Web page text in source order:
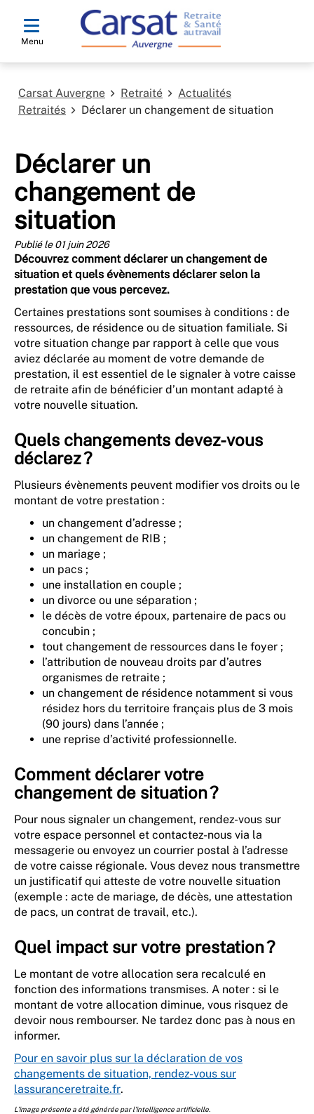
Menu
Carsat Auvergne Retraité
Actualités
Retraités
Déclarer un changement de situation
Déclarer un
changement de
situation
Publié le 01 juin 2026
Découvrez comment déclarer un changement de
situation et quels évènements déclarer selon la
prestation que vous percevez.
Certaines prestations sont soumises à conditions : de
ressources, de résidence ou de situation familiale. Si
votre situation change par rapport à celle que vous
aviez déclarée au moment de votre demande de
prestation, il est essentiel de le signaler à votre caisse
de retraite afin de bénéficier d’un montant adapté à
votre nouvelle situation.
Quels changements devez-vous
déclarez ?
Plusieurs évènements peuvent modifier vos droits ou le
montant de votre prestation :
un changement d’adresse ;
un changement de RIB ;
un mariage ;
un pacs ;
une installation en couple ;
un divorce ou une séparation ;
le décès de votre époux, partenaire de pacs ou
concubin ;
tout changement de ressources dans le foyer ;
l’attribution de nouveau droits par d’autres
organismes de retraite ;
un changement de résidence notamment si vous
résidez hors du territoire français plus de 3 mois
(90 jours) dans l’année ;
une reprise d’activité professionnelle.
Comment déclarer votre
changement de situation ?
Pour nous signaler un changement, rendez-vous sur
votre espace personnel et contactez-nous via la
messagerie ou envoyez un courrier postal à l’adresse
de votre caisse régionale. Vous devez nous transmettre
un justificatif qui atteste de votre nouvelle situation
(exemple : acte de mariage, de décès, une attestation
de pacs, un contrat de travail, etc.).
Quel impact sur votre prestation ?
Le montant de votre allocation sera recalculé en
fonction des informations transmises. A noter : si le
montant de votre allocation diminue, vous risquez de
devoir nous rembourser. Ne tardez donc pas à nous en
informer.
Pour en savoir plus sur la déclaration de vos
changements de situation, rendez-vous sur
lassuranceretraite.fr.
L’image présente a été générée par l’intelligence artificielle.